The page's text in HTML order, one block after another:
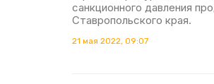
санкционного давления
Ставропольского края.
21 мая 2022, 09:07